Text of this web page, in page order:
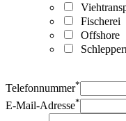
Fischerei
Offshore
Telefonnummer*
E-Mail-Adresse*